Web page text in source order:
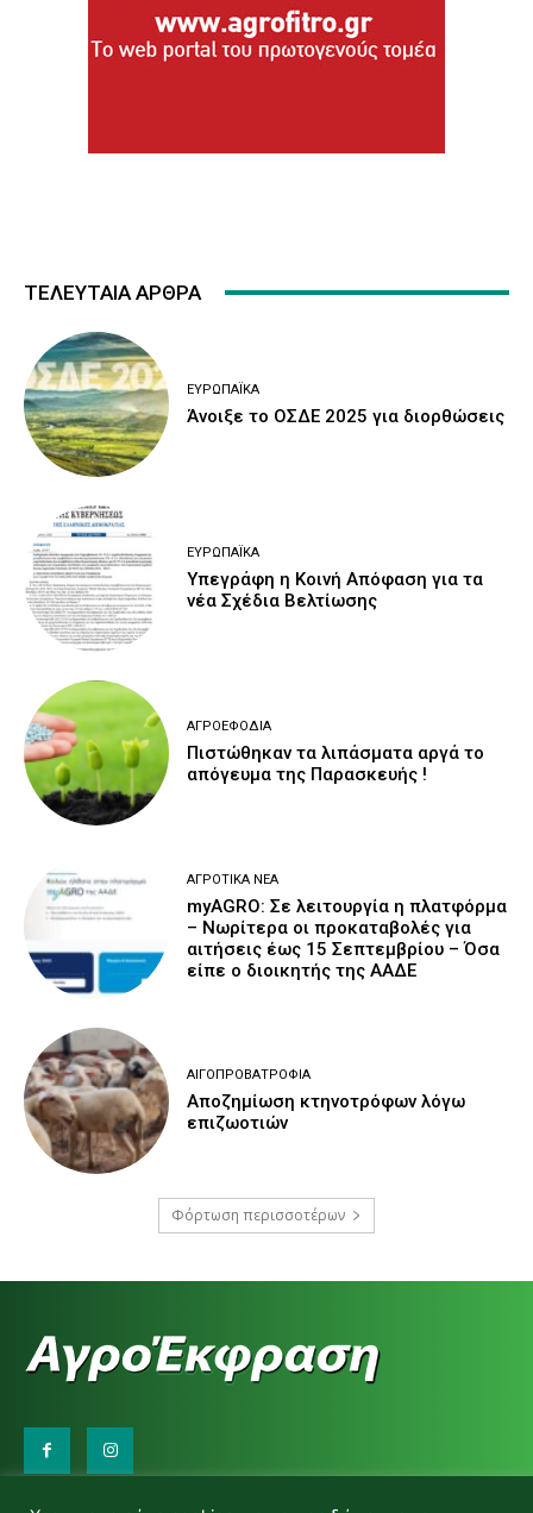
ΤΕΛΕΥΤΑΙΑ ΑΡΘΡΑ
ΕΥΡΩΠΑΪΚΆ
Άνοιξε το ΟΣΔΕ 2025 για διορθώσεις
ΕΥΡΩΠΑΪΚΆ
Υπεγράφη η Κοινή Απόφαση για τα
νέα Σχέδια Βελτίωσης
ΑΓΡΟΕΦΌΔΙΑ
Πιστώθηκαν τα λιπάσματα αργά το
απόγευμα της Παρασκευής !
ΑΓΡΟΤΙΚΆ ΝΈΑ
myAGRO: Σε λειτουργία η πλατφόρμα
– Νωρίτερα οι προκαταβολές για
αιτήσεις έως 15 Σεπτεμβρίου – Όσα
είπε ο διοικητής της ΑΑΔΕ
ΑΙΓΟΠΡΟΒΑΤΡΟΦΊΑ
Αποζημίωση κτηνοτρόφων λόγω
επιζωοτιών
Φόρτωση περισσοτέρων